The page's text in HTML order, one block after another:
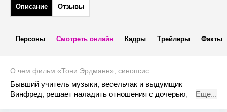
Описание Отзывы
Персоны Смотреть онлайн Кадры Трейлеры Факты
О чем фильм «Тони Эрдманн», синопсис
Бывший учитель музыки, весельчак и выдумщик
Винфред, решает наладить отношения с дочерью,
Еще...